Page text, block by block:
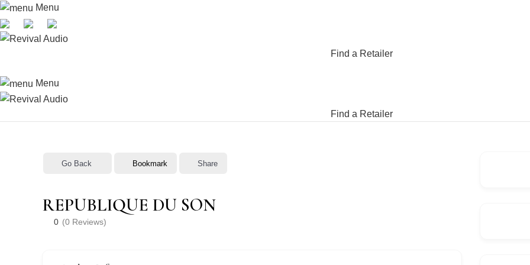
Menu
Find a Retailer
Menu
Find a Retailer
Go Back Bookmark Share
REPUBLIQUE DU SON
0 (0 Reviews)